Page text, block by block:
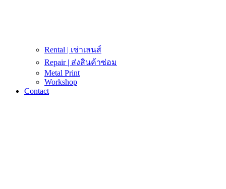
Rental | เช่าเลนส์
Repair | ส่งสินค้าซ่อม
Metal Print
Workshop
Contact